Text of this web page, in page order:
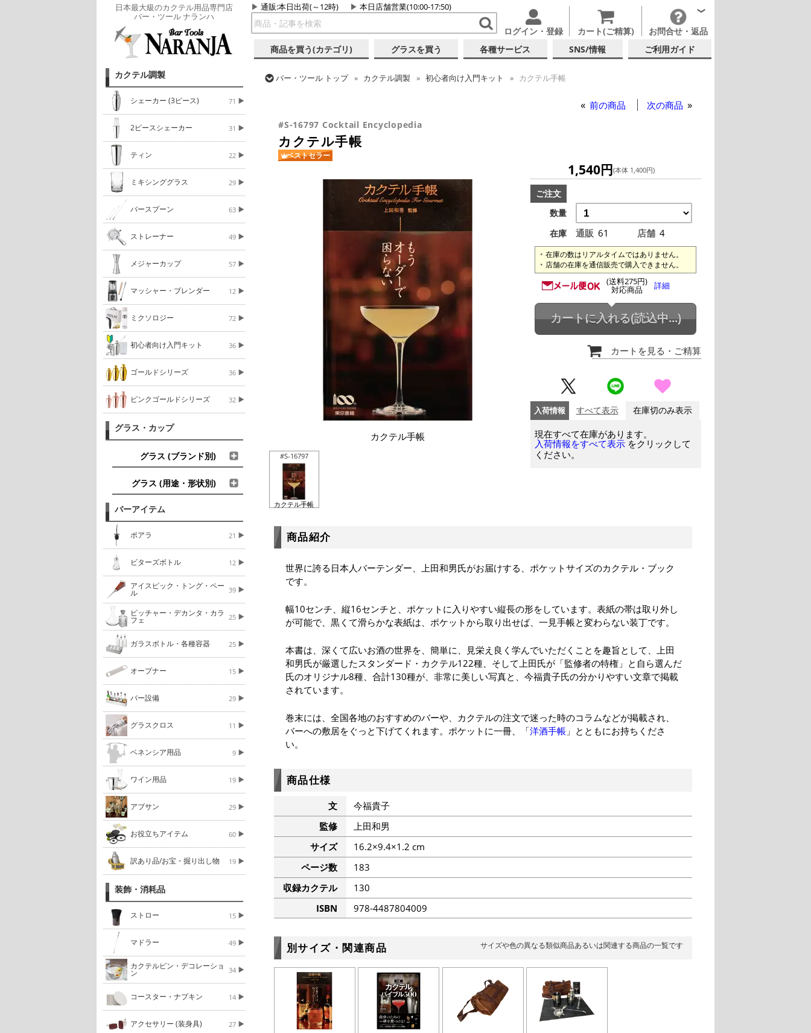
日本最大級のカクテル用品専門店
バー・ツール ナランハ
通販:本日出荷(～12時) 本日店舗営業(10:00-17:50)
ログイン・登録 カート(ご精算) お問合せ・返品
商品を買う(カテゴリ) グラスを買う 各種サービス SNS/情報 ご利用ガイド
カクテル調製
シェーカー (3ピース) 71
2ピースシェーカー 31
ティン 22
ミキシンググラス 29
バースプーン 63
ストレーナー 49
メジャーカップ 57
マッシャー・ブレンダー 12
ミクソロジー 72
初心者向け入門キット 36
ゴールドシリーズ 36
ピンクゴールドシリーズ 32
グラス・カップ
グラス (ブランド別)
グラス (用途・形状別)
バーアイテム
ポアラ 21
ビターズボトル 12
アイスピック・トング・ペー
ル 39
ピッチャー・デカンタ・カラ
フェ 25
ガラスボトル・各種容器 25
オープナー 15
バー設備 29
グラスクロス 11
ベネンシア用品 9
ワイン用品 19
アブサン 29
お役立ちアイテム 60
訳あり品/お宝・掘り出し物 19
装飾・消耗品
ストロー 15
マドラー 49
カクテルピン・デコレーショ
ン 34
コースター・ナプキン 14
アクセサリー (装身具) 27
バー・ツール トップ カクテル調製 初心者向け入門キット
カクテル手帳
前の商品 次の商品
#S-16797 Cocktail Encyclopedia
カクテル手帳
ベストセラー
カクテル手帳
#S-16797
カクテル手帳
1,540円(本体 1,400円)
ご注文
数量
在庫
通販 61 店舗 4
在庫の数はリアルタイムではありません。
店舗の在庫を通信販売で購入できません。
(送料275円)
対応商品 詳細
カートに入れる(読込中...)
カートを見る ・ご精算
入荷情報 すべて表示 在庫切のみ表示
現在すべて在庫があります。
入荷情報をすべて表示 をクリックして
ください。
商品紹介
世界に誇る日本人バーテンダー、上田和男氏がお届けする、ポケットサイズのカクテル・ブック
です。
幅10センチ、縦16センチと、ポケットに入りやすい縦長の形をしています。表紙の帯は取り外し
が可能で、黒くて滑らかな表紙は、ポケットから取り出せば、一見手帳と変わらない装丁です。
本書は、深くて広いお酒の世界を、簡単に、見栄え良く学んでいただくことを趣旨として、上田
和男氏が厳選したスタンダード・カクテル122種、そして上田氏が「監修者の特権」と自ら選んだ
氏のオリジナル8種、合計130種が、非常に美しい写真と、今福貴子氏の分かりやすい文章で掲載
されています。
巻末には、全国各地のおすすめのバーや、カクテルの注文で迷った時のコラムなどが掲載され、
バーへの敷居をぐっと下げてくれます。ポケットに一冊、「洋酒手帳 」とともにお持ちくださ
い。
商品仕様
文
今福貴子
監修
上田和男
サイズ
16.2×9.4×1.2 cm
ページ数
183
収録カクテル
130
ISBN
978-4487804009
別サイズ・関連商品 サイズや色の異なる類似商品あるいは関連する商品の一覧です